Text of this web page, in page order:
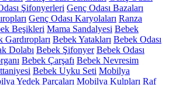
Şifonyerleri Genç Odası Bazaları
Genç Odası Karyolaları Ranza
Beşikleri Mama Sandalyesi Bebek
Gardıropları Bebek Yatakları Bebek Odası
Dolabı Bebek Şifonyer Bebek Odası
Bebek Çarşafı Bebek Nevresim
Bebek Uyku Seti Mobilya
Yedek Parçaları Mobilya Kulpları Raf